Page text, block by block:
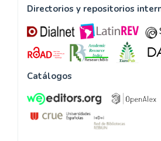
Directorios y repositorios
Catálogos